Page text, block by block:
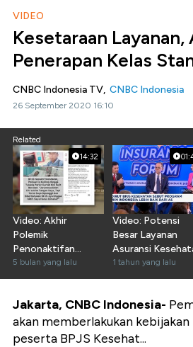
VIDEO
Kesetaraan Layanan,
Penerapan Kelas
CNBC Indonesia TV, CNBC Indonesia
26 September 2020 16:10
Related
14:32
Video: Akhir
Polemik
Penonaktifan
Jutaan Peserta
BPJS Kesehatan
5 bulan yang lalu
Video: Potensi
Besar Layanan
Asuransi
RI
1 tahun yang lalu
Jakarta, CNBC Indonesia-
akan memberlakukan
peserta BPJS Kesehat...